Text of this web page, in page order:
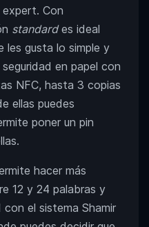
Con
standardes ideal
les gusta lo simple y
en papel con
NFC, hasta 3 copias
ellas puedes
poner un pin
hacer más
12 y 24 palabras y
el sistema Shamir